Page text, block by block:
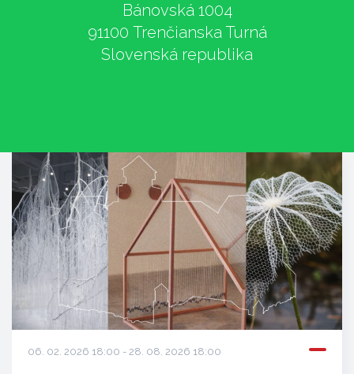
Bánovská 1004
91100 Trenčianska Turná
Slovenská republika
06. 02. 2026 18:00 - 28. 08. 2026 18:00